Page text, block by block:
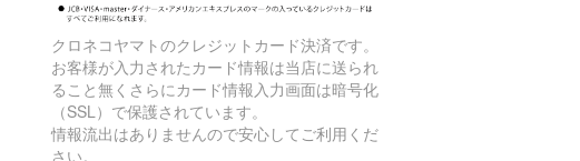
クロネコヤマトのクレジットカード決済です。
お客様が入力されたカード情報は当店に送られ
ること無くさらにカード情報入力画面は暗号化
（SSL）で保護されています。
情報流出はありませんので安心してご利用くだ
さい。